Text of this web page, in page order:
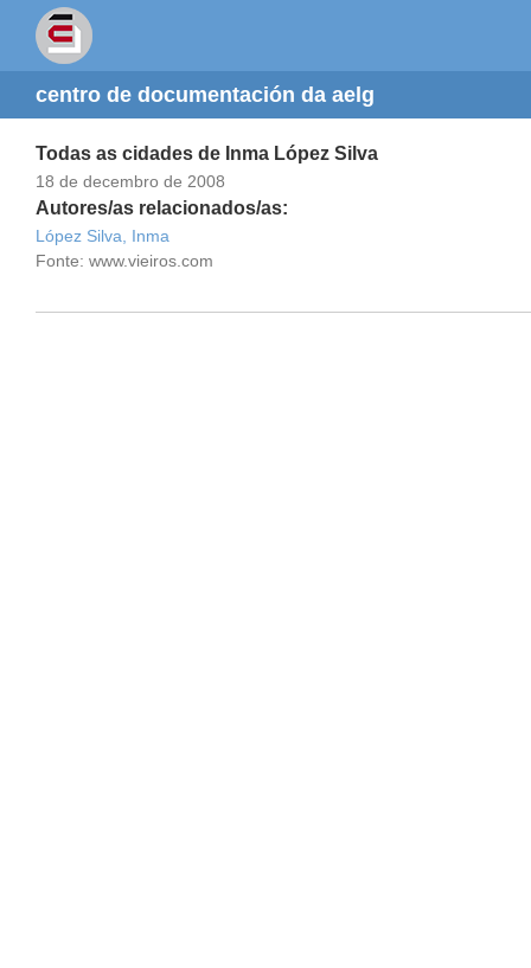
centro de documentación da aelg
Todas as cidades de Inma López Silva
18 de decembro de 2008
Autores/as relacionados/as:
López Silva, Inma
Fonte: www.vieiros.com